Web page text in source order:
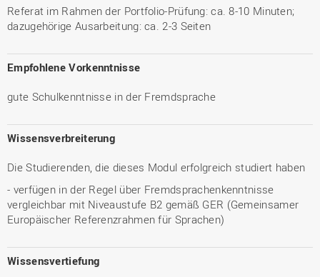
Referat im Rahmen der Portfolio-Prüfung: ca. 8-10 Minuten;
dazugehörige Ausarbeitung: ca. 2-3 Seiten
Empfohlene Vorkenntnisse
gute Schulkenntnisse in der Fremdsprache
Wissensverbreiterung
Die Studierenden, die dieses Modul erfolgreich studiert haben
- verfügen in der Regel über Fremdsprachenkenntnisse
vergleichbar mit Niveaustufe B2 gemäß GER (Gemeinsamer
Europäischer Referenzrahmen für Sprachen)
Wissensvertiefung